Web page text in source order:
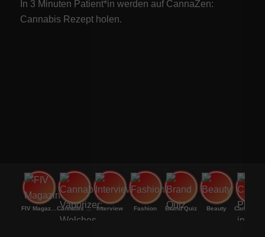
In 3 Minuten Patient*in werden auf CannaZen:
Cannabis Rezeptholen.
FIV Magazine Cannabis Vaporizer: Welches Interview Fashion Brand Quiz Beauty